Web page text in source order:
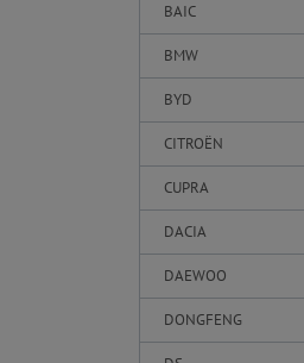
BAIC
BMW
BYD
CITROËN
CUPRA
DACIA
DAEWOO
DONGFENG